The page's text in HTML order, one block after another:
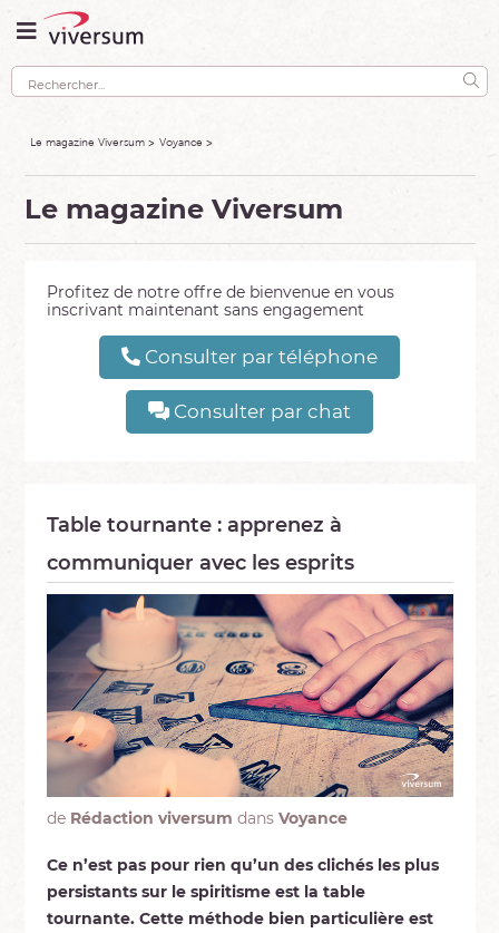
Le magazine Viversum Voyance
Le magazine Viversum
Profitez de notre offre de bienvenue en vous
inscrivant maintenant sans engagement
Consulter par téléphone
Consulter par chat
Table tournante : apprenez à
communiquer avec les esprits
de Rédaction viversum dans Voyance
Ce n’est pas pour rien qu’un des clichés les plus
persistants sur le spiritisme est la table
tournante. Cette méthode bien particulière est